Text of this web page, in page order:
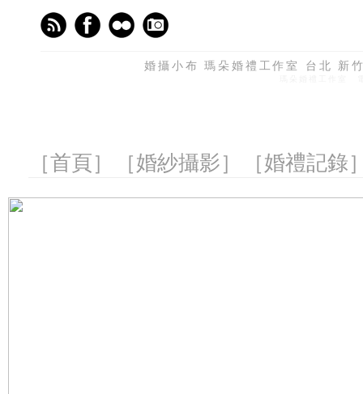
婚攝小布 瑪朵婚禮工作室 台北
［首頁］ ［婚紗攝影］ ［婚禮記錄